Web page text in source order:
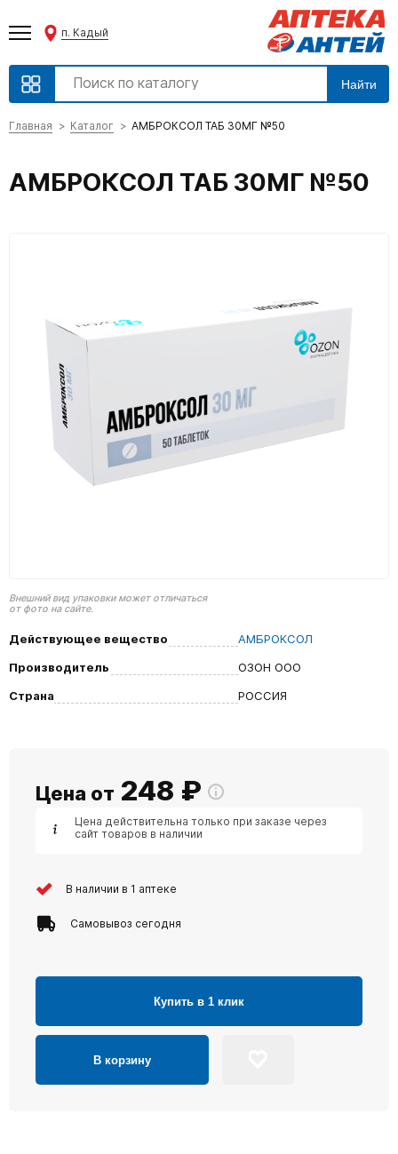
п. Кадый
Найти
Главная Каталог АМБРОКСОЛ ТАБ 30МГ №50
АМБРОКСОЛ ТАБ 30МГ №50
Внешний вид упаковки может отличаться
от фото на сайте.
Действующее вещество
АМБРОКСОЛ
Производитель
ОЗОН ООО
Страна
РОССИЯ
Цена от 248 ₽
Цена действительна только при заказе через
сайт товаров в наличии
В наличии в 1 аптеке
Самовывоз сегодня
Купить в 1 клик
В корзину